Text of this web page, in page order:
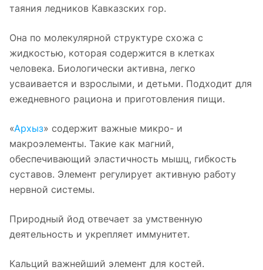
таяния ледников Кавказских гор.
Она по молекулярной структуре схожа с
жидкостью, которая содержится в клетках
человека. Биологически активна, легко
усваивается и взрослыми, и детьми. Подходит для
ежедневного рациона и приготовления пищи.
«Архыз» содержит важные микро- и
макроэлементы. Такие как магний,
обеспечивающий эластичность мышц, гибкость
суставов. Элемент регулирует активную работу
нервной системы.
Природный йод отвечает за умственную
деятельность и укрепляет иммунитет.
Кальций важнейший элемент для костей.